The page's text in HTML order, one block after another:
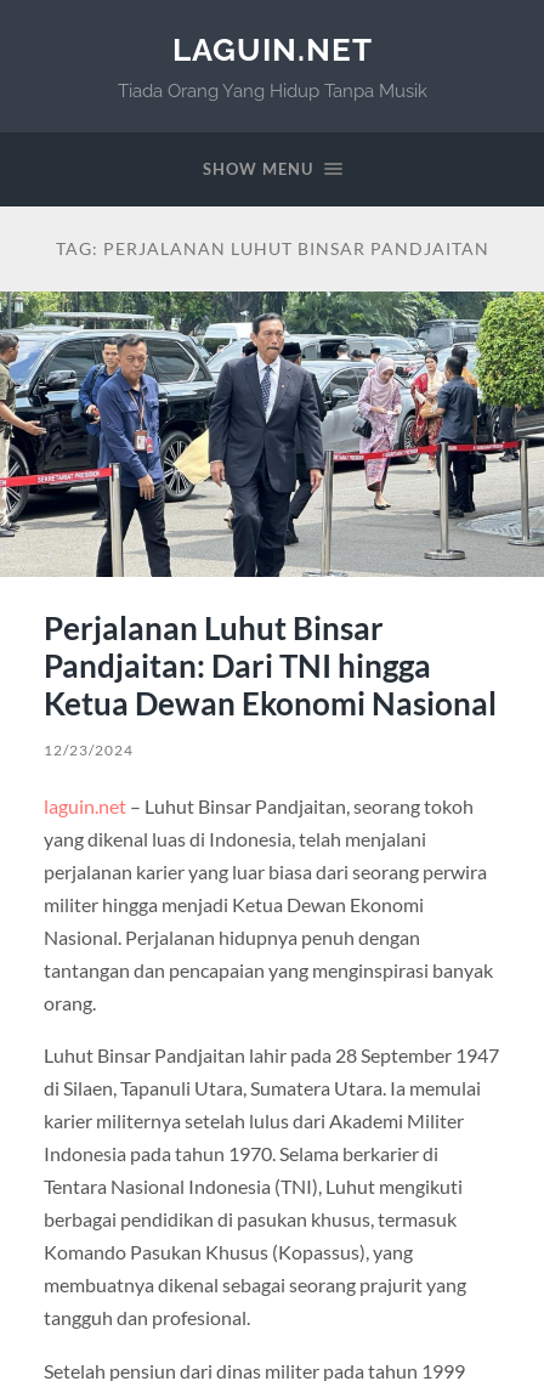
LAGUIN.NET
Tiada Orang Yang Hidup Tanpa Musik
SHOW MENU
TAG: PERJALANAN LUHUT BINSAR PANDJAITAN
Perjalanan Luhut Binsar
Pandjaitan: Dari TNI hingga
Ketua Dewan Ekonomi Nasional
12/23/2024
laguin.net– Luhut Binsar Pandjaitan, seorang tokoh
yang dikenal luas di Indonesia, telah menjalani
perjalanan karier yang luar biasa dari seorang perwira
militer hingga menjadi Ketua Dewan Ekonomi
Nasional. Perjalanan hidupnya penuh dengan
tantangan dan pencapaian yang menginspirasi banyak
orang.
Luhut Binsar Pandjaitan lahir pada 28 September 1947
di Silaen, Tapanuli Utara, Sumatera Utara. Ia memulai
karier militernya setelah lulus dari Akademi Militer
Indonesia pada tahun 1970. Selama berkarier di
Tentara Nasional Indonesia (TNI), Luhut mengikuti
berbagai pendidikan di pasukan khusus, termasuk
Komando Pasukan Khusus (Kopassus), yang
membuatnya dikenal sebagai seorang prajurit yang
tangguh dan profesional.
Setelah pensiun dari dinas militer pada tahun 1999